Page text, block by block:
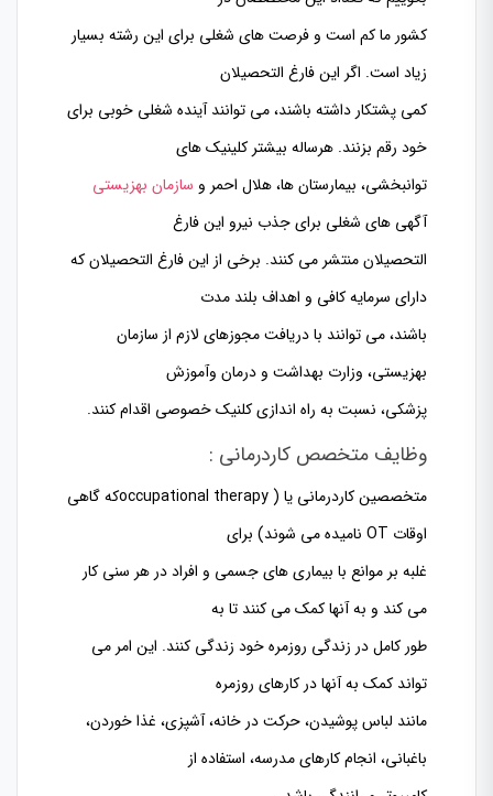
کشور ما کم است و فرصت های شغلی برای این رشته بسیار
زیاد است. اگر این فارغ التحصیلان
کمی پشتکار داشته باشند، می توانند آینده شغلی خوبی برای
خود رقم بزنند. هرساله بیشتر کلینیک های
توانبخشی، بیمارستان ها، هلال احمر و سازمان بهزیستی
آگهی های شغلی برای جذب نیرو این فارغ
التحصیلان منتشر می کنند. برخی از این فارغ التحصیلان که
دارای سرمایه کافی و اهداف بلند مدت
باشند، می توانند با دریافت مجوزهای لازم از سازمان
بهزیستی، وزارت بهداشت و درمان وآموزش
پزشکی، نسبت به راه اندازی کلنیک خصوصی اقدام کنند.
وظایف متخصص کاردرمانی :
متخصصین کاردرمانی یا ( occupational therapyکه گاهی
اوقات OT نامیده می شوند) برای
غلبه بر موانع با بیماری های جسمی و افراد در هر سنی کار
می کند و به آنها کمک می کنند تا به
طور کامل در زندگی روزمره خود زندگی کنند. این امر می
تواند کمک به آنها در کارهای روزمره
مانند لباس پوشیدن، حرکت در خانه، آشپزی، غذا خوردن،
باغبانی، انجام کارهای مدرسه، استفاده از